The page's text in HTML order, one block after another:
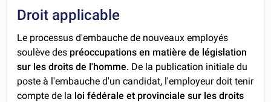
Droit applicable
Le processus d'embauche de nouveaux employés
soulève des préoccupations en matière de législation
sur les droits de l'homme. De la publication initiale du
poste à l'embauche d'un candidat, l'employeur doit tenir
compte de la loi fédérale et provinciale sur les droits